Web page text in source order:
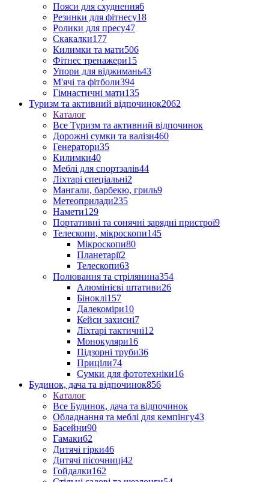
Пояси для схуднення6
Резинки для фітнесу18
Ролики для пресу47
Скакалки177
Килимки та мати506
Фітнес тренажери15
Упори для віджимань43
М'ячі та фітболи394
Гімнастичні мати135
Туризм та активний відпочинок2062
Каталог
Все Туризм та активний відпочинок
Дорожні сумки та валізи460
Генератори35
Килимки40
Меблі для спортзалів44
Ліхтарі спеціальні2
Мангали, барбекю, гриль9
Метеоприлади235
Намети129
Портативні та сонячні зарядні пристрої9
Телескопи, мікроскопи145
Мікроскопи80
Планетарії2
Телескопи63
Полювання та стрілянина354
Алюмінієві штативи26
Біноклі157
Далекоміри10
Кейси захисні7
Ліхтарі тактичні12
Монокуляри16
Підзорні труби36
Приціли74
Сумки для фототехніки16
Будинок, дача та відпочинок856
Каталог
Все Будинок, дача та відпочинок
Обладнання та меблі для кемпінгу43
Басейни90
Гамаки62
Дитячі гірки46
Дитячі пісочниці42
Гойдалки162